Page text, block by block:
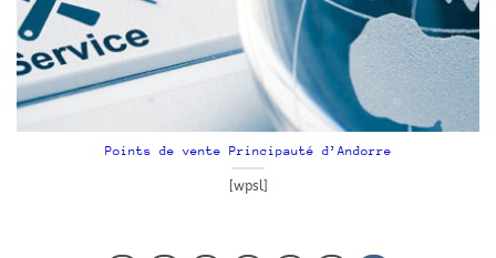
Points de vente Principauté d’Andorre
[wpsl]